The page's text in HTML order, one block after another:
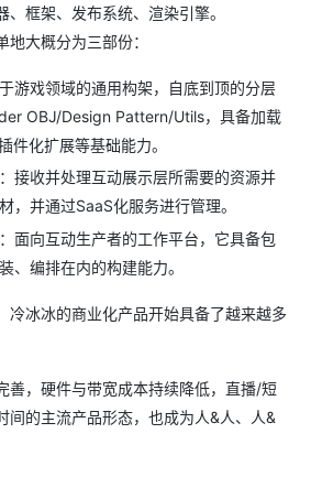
框架、发布系统、渲染引擎。
大概分为三部份：
游戏领域的通用构架，自底到顶的分层
OBJ/Design Pattern/Utils，具备加载
件化扩展等基础能力。
接收并处理互动展示层所需要的资源并
，并通过SaaS化服务进行管理。
面向互动生产者的工作平台，它具备包
、编排在内的构建能力。
冷冰冰的商业化产品开始具备了越来越多
善，硬件与带宽成本持续降低，直播/短
间的主流产品形态，也成为人&人、人&